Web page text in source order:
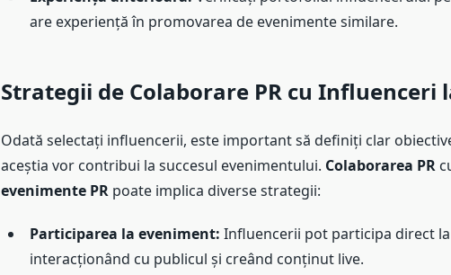
are experiență în promovarea de evenimente similare.
Strategii de Colaborare PR cu Influenceri
Odată selectați influencerii, este important să definiți clar
aceștia vor contribui la succesul evenimentului. Colaborarea PR
evenimente PRpoate implica diverse strategii:
Participarea la eveniment: Influencerii pot participa direct
interacționând cu publicul și creând conținut live.